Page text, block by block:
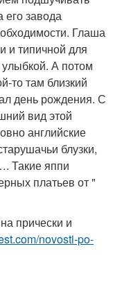
его завода
Глаша
и типичной для
А потом
то там близкий
день рождения. С
вид этой
английские
блузки,
Такие яппи
платьев от "
прически и
novosti-po-